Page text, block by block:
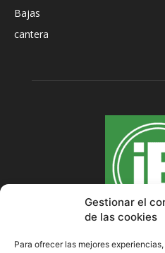
Gestionar el
de las cookies
Para ofrecer las mejores
Bajas
cantera